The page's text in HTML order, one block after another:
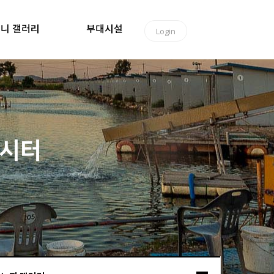
갤러리 부대시설 Login
터